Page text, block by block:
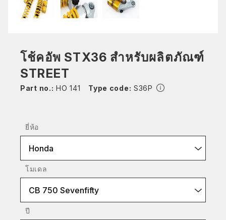
โช้คอัพ STX36 สำหรับผลิตภัณฑ์
STREET
Part no.: HO 141 Type code: S36P
ยี่ห้อ
Honda
โมเดล
CB 750 Sevenfifty
ปี